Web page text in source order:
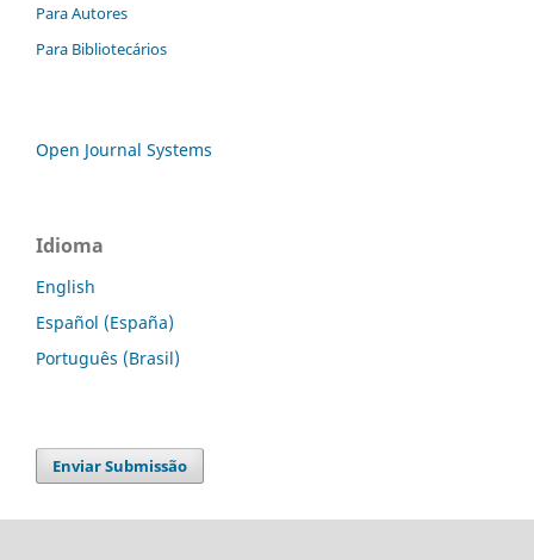
Para Autores
Para Bibliotecários
Open Journal Systems
Idioma
English
Español (España)
Português (Brasil)
Enviar Submissão